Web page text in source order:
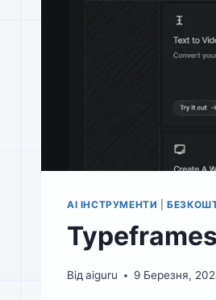
AI ІНСТРУМЕНТИ |
Від aiguru 9 Березня,